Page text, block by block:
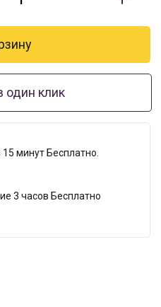
один клик
15 минут Бесплатно.
3 часов Бесплатно